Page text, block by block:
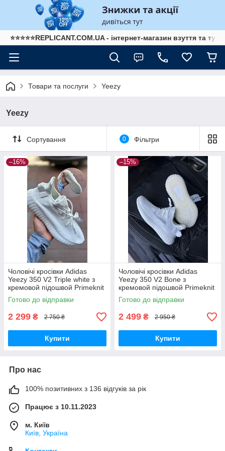
⭐⭐⭐⭐⭐REPLICANT.COM.UA - інтернет-магазин взуття та
Товари та послуги Yeezy
Yeezy
Сортування 0 Фільтри
–16%
Чоловічі кросівки Adidas
Yeezy 350 V2 Triple white з
кремовой підошвой Primeknit
кроссовки Adidas
Готово до відправки
2 299 ₴ 2 750 ₴
Купити
–15%
Чоловічі кросівки Adidas
Yeezy 350 V2 Bone з
кремовой підошвой Primeknit
кроссовки Adidas
Готово до відправки
2 499 ₴ 2 950 ₴
Купити
Про нас
100% позитивних з 136 відгуків за рік
Працює з 10.11.2023
м. Київ
Київ, Україна